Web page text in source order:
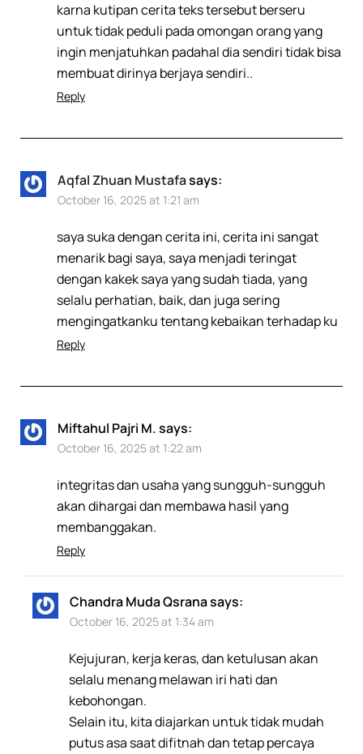
karna kutipan cerita teks tersebut berseru
untuk tidak peduli pada omongan orang yang
ingin menjatuhkan padahal dia sendiri tidak bisa
membuat dirinya berjaya sendiri..
Reply
Aqfal Zhuan Mustafasays:
October 16, 2025 at 1:21 am
saya suka dengan cerita ini, cerita ini sangat
menarik bagi saya, saya menjadi teringat
dengan kakek saya yang sudah tiada, yang
selalu perhatian, baik, dan juga sering
mengingatkanku tentang kebaikan terhadap ku
Reply
Miftahul Pajri M.says:
October 16, 2025 at 1:22 am
integritas dan usaha yang sungguh-sungguh
akan dihargai dan membawa hasil yang
membanggakan.
Reply
Chandra Muda Qsranasays:
October 16, 2025 at 1:34 am
Kejujuran, kerja keras, dan ketulusan akan
selalu menang melawan iri hati dan
kebohongan.
Selain itu, kita diajarkan untuk tidak mudah
putus asa saat difitnah dan tetap percaya